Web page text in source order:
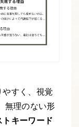
すく、視覚
無理のない形
キーワード